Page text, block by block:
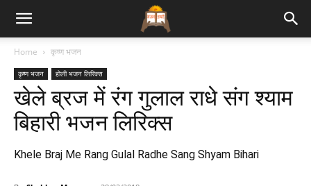
Bhajan
Lyrics
Home कृष्ण भजन
कृष्ण भजन होली भजन लिरिक्स
खेले ब्रज में रंग गुलाल राधे संग श्याम
बिहारी भजन लिरिक्स
Khele Braj Me Rang Gulal Radhe Sang Shyam Bihari